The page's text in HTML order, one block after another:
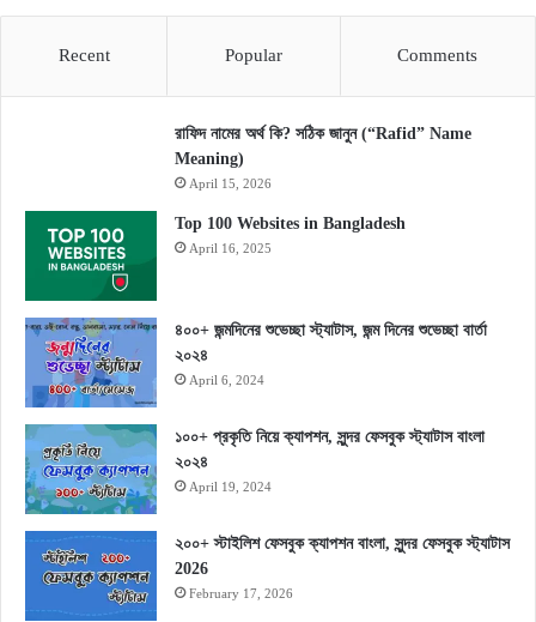
Recent Popular Comments
রাফিদ নামের অর্থ কি? সঠিক জানুন (“Rafid” Name
Meaning)
April 15, 2026
Top 100 Websites in Bangladesh
April 16, 2025
৪০০+ জন্মদিনের শুভেচ্ছা স্ট্যাটাস, জন্ম দিনের শুভেচ্ছা বার্তা
২০২৪
April 6, 2024
১০০+ প্রকৃতি নিয়ে ক্যাপশন, সুন্দর ফেসবুক স্ট্যাটাস বাংলা
২০২৪
April 19, 2024
২০০+ স্টাইলিশ ফেসবুক ক্যাপশন বাংলা, সুন্দর ফেসবুক স্ট্যাটাস
2026
February 17, 2026